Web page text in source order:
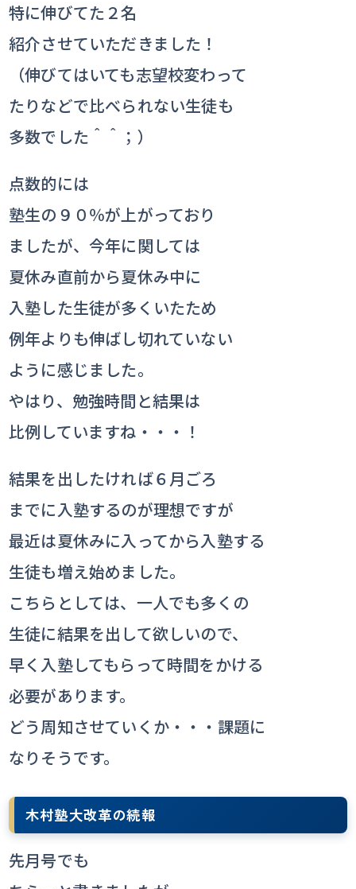
特に伸びてた２名
紹介させていただきました！
（伸びてはいても志望校変わって
たりなどで比べられない生徒も
多数でした＾＾；）
点数的には
塾生の９０％が上がっており
ましたが、今年に関しては
夏休み直前から夏休み中に
入塾した生徒が多くいたため
例年よりも伸ばし切れていない
ように感じました。
やはり、勉強時間と結果は
比例していますね・・・！
結果を出したければ６月ごろ
までに入塾するのが理想ですが
最近は夏休みに入ってから入塾する
生徒も増え始めました。
こちらとしては、一人でも多くの
生徒に結果を出して欲しいので、
早く入塾してもらって時間をかける
必要があります。
どう周知させていくか・・・課題に
なりそうです。
木村塾大改革の続報
先月号でも